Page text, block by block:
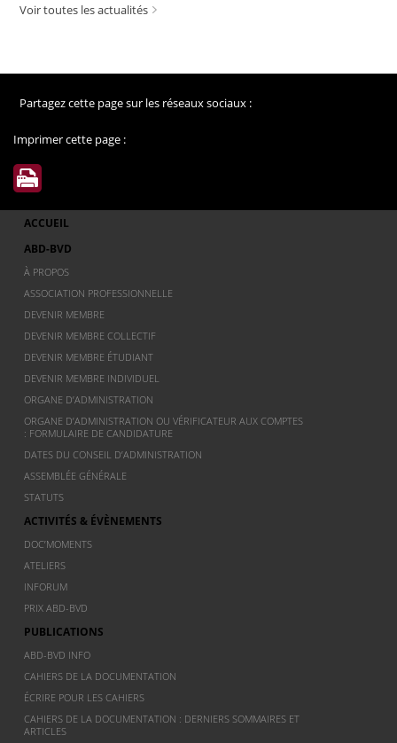
Voir toutes les actualités
Partagez cette page sur les réseaux sociaux :
Imprimer cette page :
ACCUEIL
ABD-BVD
À PROPOS
ASSOCIATION PROFESSIONNELLE
DEVENIR MEMBRE
DEVENIR MEMBRE COLLECTIF
DEVENIR MEMBRE ÉTUDIANT
DEVENIR MEMBRE INDIVIDUEL
ORGANE D’ADMINISTRATION
ORGANE D’ADMINISTRATION OU VÉRIFICATEUR AUX COMPTES
: FORMULAIRE DE CANDIDATURE
DATES DU CONSEIL D’ADMINISTRATION
ASSEMBLÉE GÉNÉRALE
STATUTS
ACTIVITÉS & ÉVÈNEMENTS
DOC’MOMENTS
ATELIERS
INFORUM
PRIX ABD-BVD
PUBLICATIONS
ABD-BVD INFO
CAHIERS DE LA DOCUMENTATION
ÉCRIRE POUR LES CAHIERS
CAHIERS DE LA DOCUMENTATION : DERNIERS SOMMAIRES ET
ARTICLES